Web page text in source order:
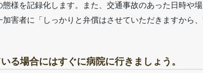
様を記録化します。また、交通事故のあった日時や
加害者に「しっかりと弁償はさせていただきますから
場合にはすぐに病院に行きましょう。